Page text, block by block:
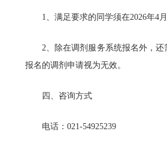
1、满足要求的同学须在2026年4
2、除在调剂服务系统报名外，还
报名的调剂申请视为无效。
四、咨询方式
电话：021-54925239